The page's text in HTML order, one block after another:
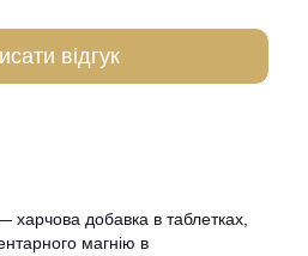
відгук
добавка в таблетках,
магнію в